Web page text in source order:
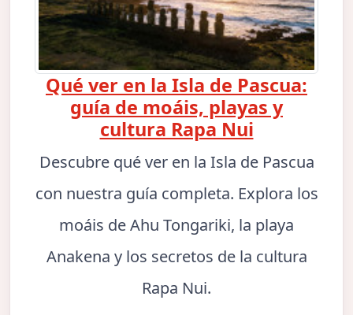
Qué ver en la Isla de Pascua:
guía de moáis, playas y
cultura Rapa Nui
Descubre qué ver en la Isla de Pascua
con nuestra guía completa. Explora los
moáis de Ahu Tongariki, la playa
Anakena y los secretos de la cultura
Rapa Nui.